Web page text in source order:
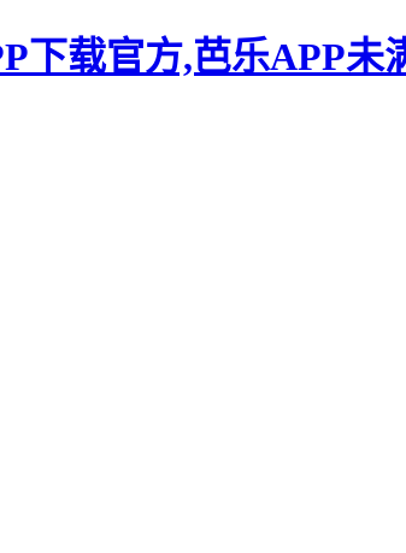
下载官方,芭乐APP